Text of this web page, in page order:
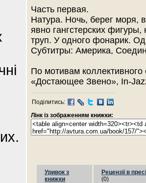
Часть первая.
Натура. Ночь, берег моря,
явно гангстерских
труп. У одного фонарик.
Субтитры: Америка,
По мотивам коллективного
«Достающее Звено», In-
Поділитись:
Лінк із зображенням книжки:
Уривок з
книжки
Рецензії в пресі
(0)